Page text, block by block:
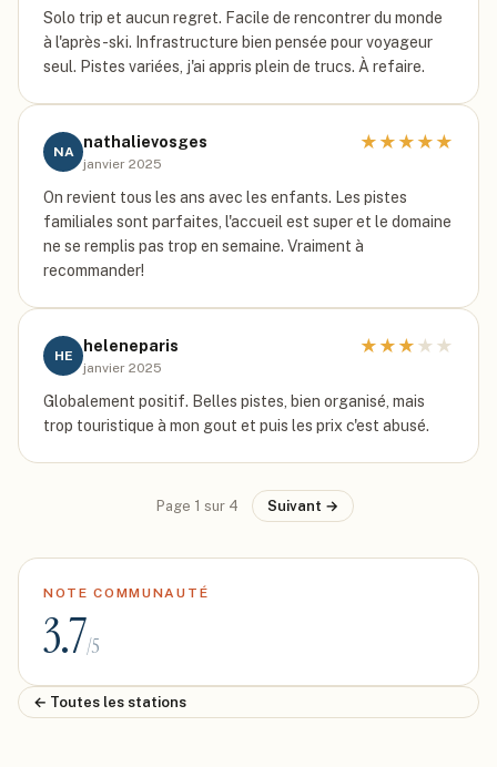
Solo trip et aucun regret. Facile de rencontrer du monde
à l'après-ski. Infrastructure bien pensée pour voyageur
seul. Pistes variées, j'ai appris plein de trucs. À refaire.
NA
nathalievosges
janvier 2025
★ ★ ★ ★ ★
On revient tous les ans avec les enfants. Les pistes
familiales sont parfaites, l'accueil est super et le domaine
ne se remplis pas trop en semaine. Vraiment à
recommander!
HE
heleneparis
janvier 2025
★ ★ ★ ★ ★
Globalement positif. Belles pistes, bien organisé, mais
trop touristique à mon gout et puis les prix c'est abusé.
Page 1 sur 4 Suivant →
NOTE COMMUNAUTÉ
3.7/5
← Toutes les stations